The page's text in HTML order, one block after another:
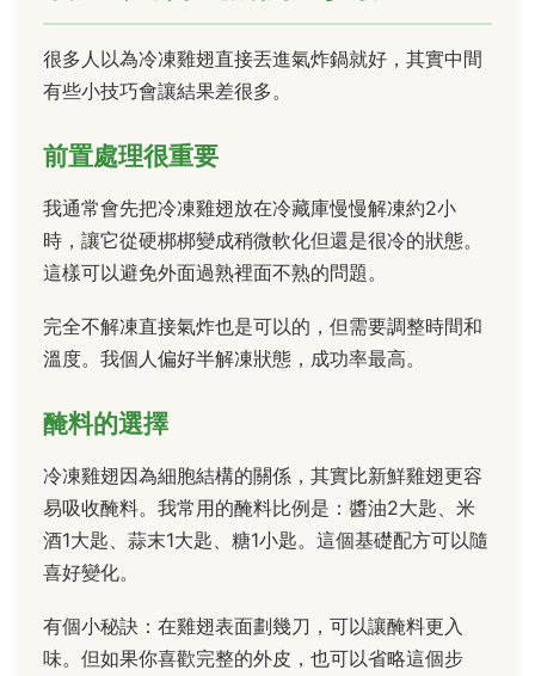
很多人以為冷凍雞翅直接丟進氣炸鍋就好，其實中間
有些小技巧會讓結果差很多。
前置處理很重要
我通常會先把冷凍雞翅放在冷藏庫慢慢解凍約2小
時，讓它從硬梆梆變成稍微軟化但還是很冷的狀態。
這樣可以避免外面過熟裡面不熟的問題。
完全不解凍直接氣炸也是可以的，但需要調整時間和
溫度。我個人偏好半解凍狀態，成功率最高。
醃料的選擇
冷凍雞翅因為細胞結構的關係，其實比新鮮雞翅更容
易吸收醃料。我常用的醃料比例是：醬油2大匙、米
酒1大匙、蒜末1大匙、糖1小匙。這個基礎配方可以隨
喜好變化。
有個小秘訣：在雞翅表面劃幾刀，可以讓醃料更入
味。但如果你喜歡完整的外皮，也可以省略這個步